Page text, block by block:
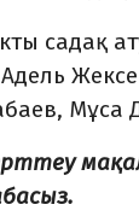
садақ
Мұса